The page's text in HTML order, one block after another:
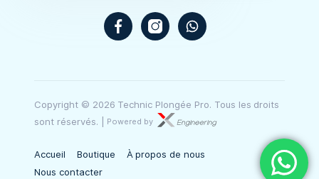
FacebookInstagramWhatsApp
Copyright © 2026 Technic Plongée Pro. Tous les droits
sont réservés.
Powered by
Accueil Boutique
À propos de nous
Nous contacter